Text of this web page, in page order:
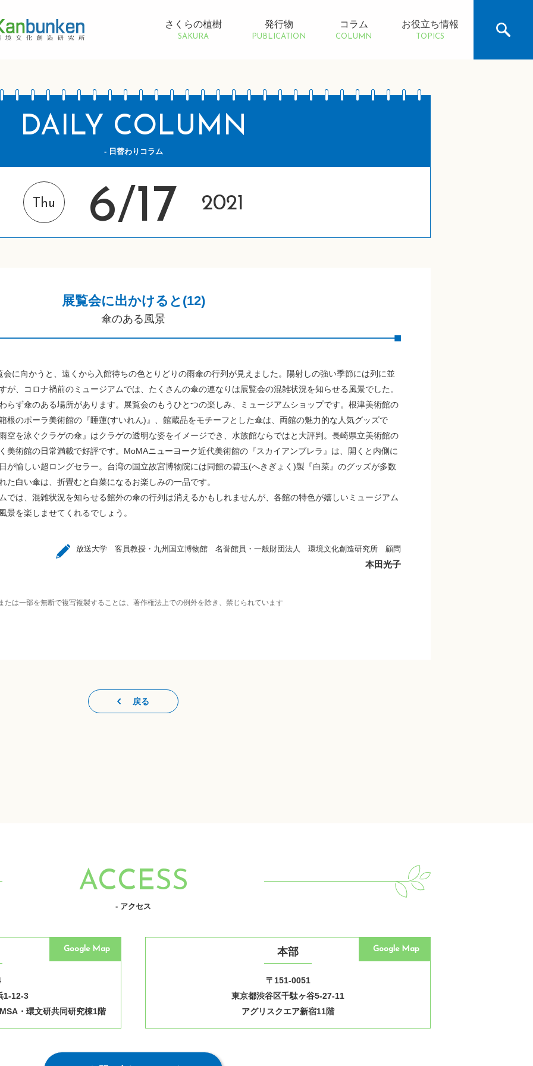
さくらの植樹
SAKURA
発行物
PUBLICATION
コラム
COLUMN
お役立ち情報
TOPICS
DAILY COLUMN
- 日替わりコラム
Thu 6/17 2021
展覧会に出かけると(12)
傘のある風景
に向かうと、遠くから入館待ちの色とりどりの雨傘の行列が見えました。陽射しの強い季節には列に並
が、コロナ禍前のミュージアムでは、たくさんの傘の連なりは展覧会の混雑状況を知らせる風景でした。
ず傘のある場所があります。展覧会のもうひとつの楽しみ、ミュージアムショップです。根津美術館の
根のポーラ美術館の『睡蓮(すいれん)』、館蔵品をモチーフとした傘は、両館の魅力的な人気グッズで
空を泳ぐクラゲの傘』はクラゲの透明な姿をイメージでき、水族館ならではと大評判。長崎県立美術館の
美術館の日常満載で好評です。MoMAニューヨーク近代美術館の『スカイアンブレラ』は、開くと内側に
が愉しい超ロングセラー。台湾の国立故宮博物院には同館の碧玉(へきぎょく)製『白菜』のグッズが多数
た白い傘は、折畳むと白菜になるお楽しみの一品です。
は、混雑状況を知らせる館外の傘の行列は消えるかもしれませんが、各館の特色が嬉しいミュージアム
景を楽しませてくれるでしょう。
放送大学 客員教授・九州国立博物館 名誉館員・一般財団法人 環境文化創造研究所 顧問
本田光子
たは一部を無断で複写複製することは、著作権法上での例外を除き、禁じられています
戻る
ACCESS
- アクセス
1-12-3
・環文研共同研究棟1階
Google Map 本部
〒151-0051
東京都渋谷区千駄ヶ谷5-27-11
アグリスクエア新宿11階
Google Map